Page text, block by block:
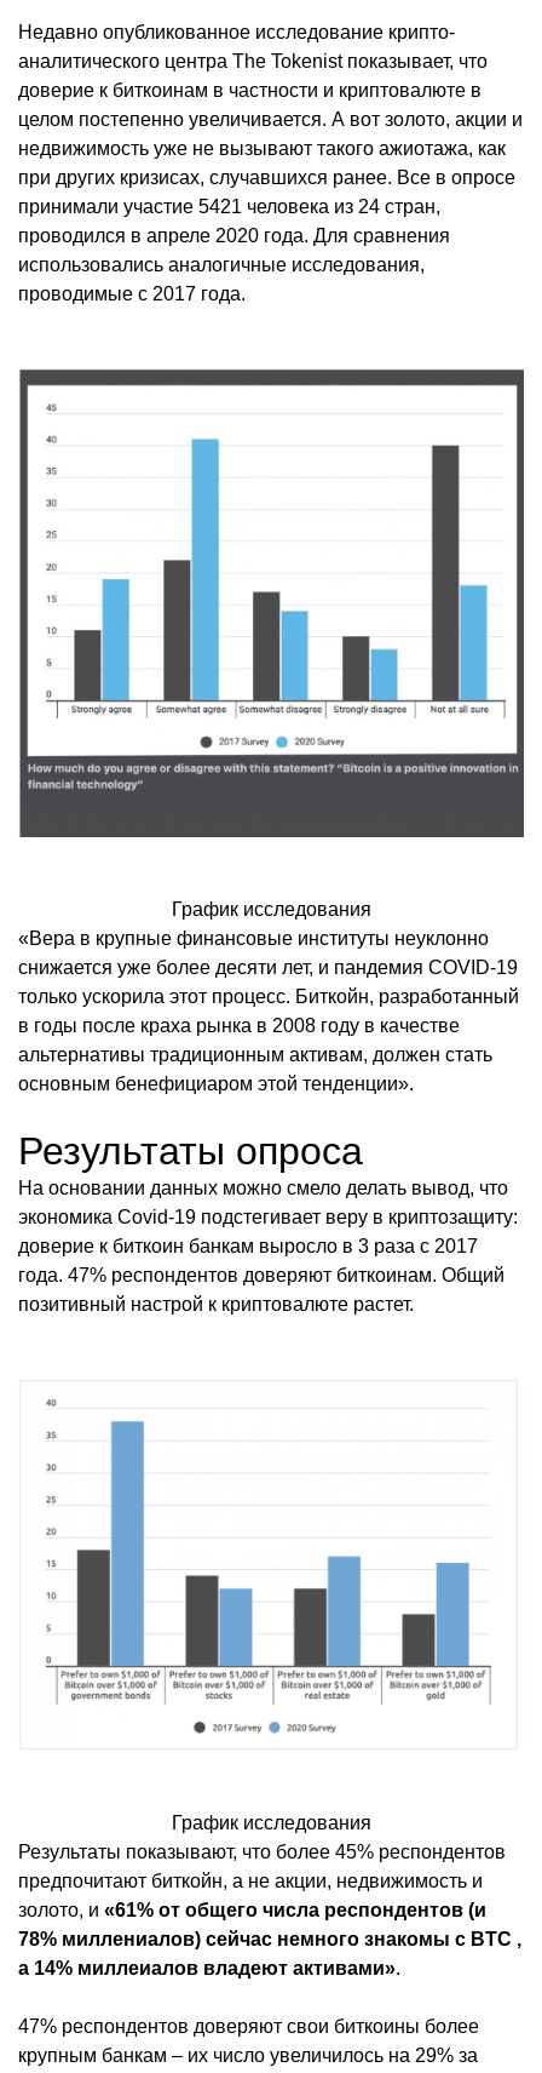
Недавно опубликованное исследование крипто-
аналитического центра The Tokenistпоказывает, что
доверие к биткоинам в частности и криптовалюте в
целом постепенно увеличивается. А вот золото, акции и
недвижимость уже не вызывают такого ажиотажа, как
при других кризисах, случавшихся ранее. Все в опросе
принимали участие 5421 человека из 24 стран,
проводился в апреле 2020 года. Для сравнения
использовались аналогичные исследования,
проводимые с 2017 года.
График исследования
«Вера в крупные финансовые институты неуклонно
снижается уже более десяти лет, и пандемия COVID-19
только ускорила этот процесс. Биткойн, разработанный
в годы после краха рынка в 2008 году в качестве
альтернативы традиционным активам, должен стать
основным бенефициаром этой тенденции».
Результаты опроса
На основании данных можно смело делать вывод, что
экономика Covid-19 подстегивает веру в криптозащиту:
доверие к биткоин банкам выросло в 3 раза с 2017
года. 47% респондентов доверяют биткоинам. Общий
позитивный настрой к криптовалюте растет.
График исследования
Результаты показывают, что более 45% респондентов
предпочитают биткойн, а не акции, недвижимость и
золото, и «61% от общего числа респондентов (и
78% миллениалов) сейчас немного знакомы с BTC ,
а 14% миллеиалов владеют активами».
47% респондентов доверяют свои биткоины более
крупным банкам – их число увеличилось на 29% за